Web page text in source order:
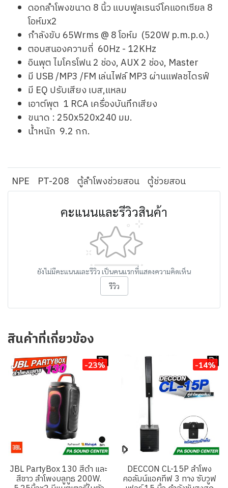
ดอกลำโพงขนาด 8 นิ้ว แบบฟูลเรนจ์โคแอกเซียล 8
โอห์มx2
กำลังขับ 65Wrms @ 8 โอห์ม (520W p.m.p.o.)
ตอบสนองความถี่ 60Hz - 12KHz
อินพุต ไมโครโฟน 2 ช่อง, AUX 2 ช่อง, Master
มี USB /MP3 /FM เล่นไฟล์ MP3 ผ่านแฟลชไดรฟ์
มี EQ ปรับเสียง เบส,แหลม
เอาต์พุต 1 RCA เครื่องบันทึกเสียง
ขนาด : 250x520x240 มม.
น้ำหนัก 9.2 กก.
NPE PT-208 ตู้ลำโพงช่วยสอน ตู้ช่วยสอน
คะแนนและรีวิวสินค้า
ยังไม่มีคะแนนและรีวิว เป็นคนแรกที่แสดงความคิดเห็น
รีวิว
สินค้าที่เกี่ยวข้อง
-23%
JBL PartyBox 130 สีดำ และ
สีขาว ลำโพงบลูทูธ 200W.
-14%
DECCON CL-15P ลำโพง
คอลัมน์แอคทีฟ 3 ทาง ซับวูฟ